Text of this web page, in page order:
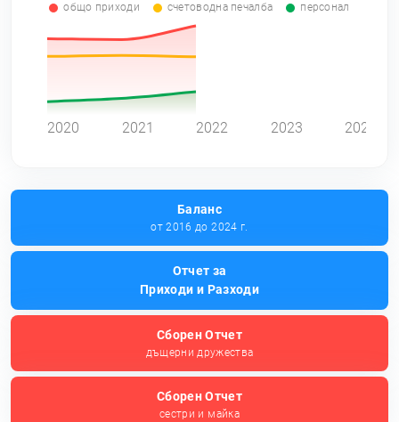
общо приходи счетоводна печалба персонал
2020 2021 2022 2023 2024
Баланс
от 2016 до 2024 г.
Отчет за
Приходи и Разходи
Сборен Отчет
дъщерни дружества
Сборен Отчет
сестри и майка